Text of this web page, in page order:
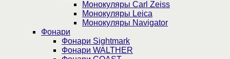
Монокуляры Carl Zeiss
Монокуляры Leica
Монокуляры Navigator
Фонари
Фонари Sightmark
Фонари WALTHER